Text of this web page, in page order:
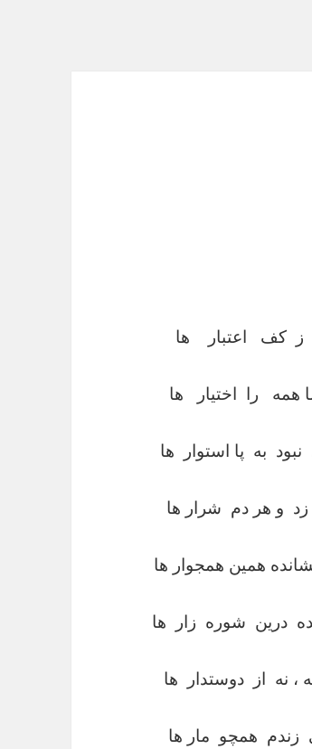
ز کف اعتبار ها
را اختیار ها
به پا استوار ها
و هر دم شرار ها
همین همجوار ها
درین شوره زار ها
از دوستدار ها
همچو مار ها